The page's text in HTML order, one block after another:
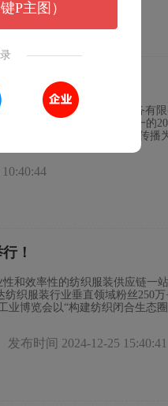
盛会—由上海歌华展览服务有
与国内三大知名面料展之一的
域,集沟通、展示、互联、传播
动“布满全球”的时代使命召集本
源，全力以赴持续提振产业动能
、激光裁剪、压花设备、烘干
性墨水、涂料墨水、热升华墨
料、印染助剂、树脂、色浆、
(电脑一体化喷墨制网系统、电
拓展华东市场的绝佳平台从“水
的三分之一，纺织类市场面积达
销售的完整产业链。KTPIE柯桥
化展示平台、丰富的客商资源、
！
和效率性的纺织服装供应链一
织服装行业垂直领域粉丝250
业博览会以“构建纺织闭合生态
造交流合作和采购商机，助力行
发布时间 2024-12-25 15:40:41
P主图）